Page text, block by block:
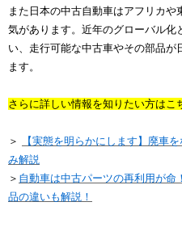
また日本の中古自動車はアフリカ
気があります。近年のグローバル
い、走行可能な中古車やその部品
ます。
さらに詳しい情報を知りたい方はこ
＞
【実態を明らかにします】廃車
み解説
＞ 自動車は中古パーツの再利用が命
品の違いも解説！